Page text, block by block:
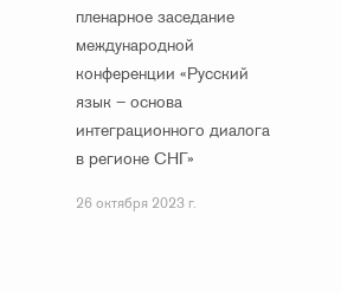
пленарное заседание
международной
конференции «Русский
язык – основа
интеграционного диалога
в регионе СНГ»
26 октября 2023 г.